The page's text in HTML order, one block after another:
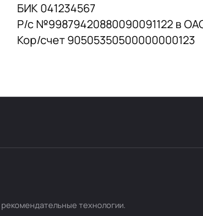
БИК 041234567
Р/с №99879420880090091122 в
Кор/счет 90505350500000000123
рекомендательные технологии.